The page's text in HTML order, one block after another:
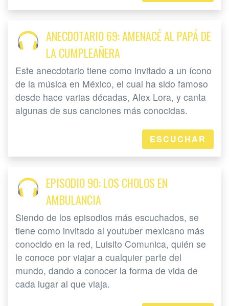
ANECDOTARIO 69: AMENACÉ AL PAPÁ DE
LA CUMPLEAÑERA
Este anecdotario tiene como invitado a un ícono
de la música en México, el cual ha sido famoso
desde hace varias décadas, Alex Lora, y canta
algunas de sus canciones más conocidas.
ESCUCHAR
EPISODIO 90: LOS CHOLOS EN
AMBULANCIA
Siendo de los episodios más escuchados, se
tiene como invitado al youtuber mexicano más
conocido en la red, Luisito Comunica, quién se
le conoce por viajar a cualquier parte del
mundo, dando a conocer la forma de vida de
cada lugar al que viaja.